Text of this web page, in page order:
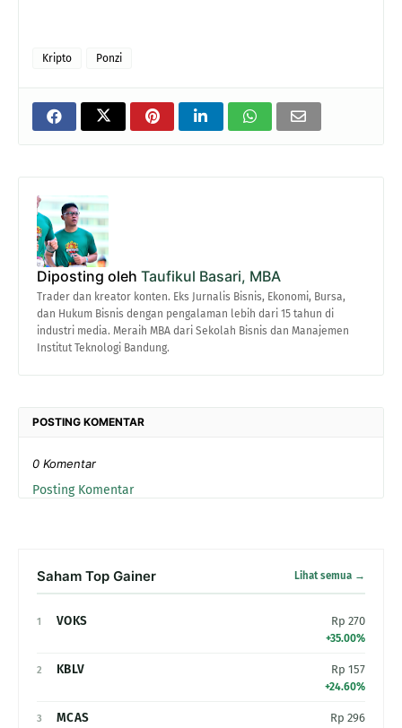
Kripto Ponzi
Diposting oleh Taufikul Basari, MBA
Trader dan kreator konten. Eks Jurnalis Bisnis, Ekonomi, Bursa,
dan Hukum Bisnis dengan pengalaman lebih dari 15 tahun di
industri media. Meraih MBA dari Sekolah Bisnis dan Manajemen
Institut Teknologi Bandung.
POSTING KOMENTAR
0 Komentar
Posting Komentar
Saham Top Gainer Lihat semua →
1 VOKS Rp 270
+35.00%
2 KBLV Rp 157
+24.60%
3 MCAS Rp 296